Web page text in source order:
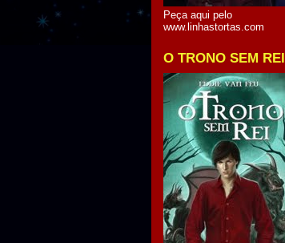
Peça aqui pelo
www.linhastortas.com
O TRONO SEM REI